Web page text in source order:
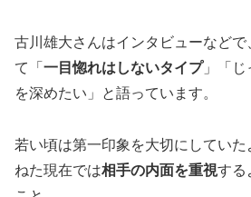
古川雄大さんはインタビューなど
て「 一目惚れはしないタイプ」「じ
を深めたい」と語っています。
若い頃は第一印象を大切にしてい
ねた現在では相手の内面を重視する